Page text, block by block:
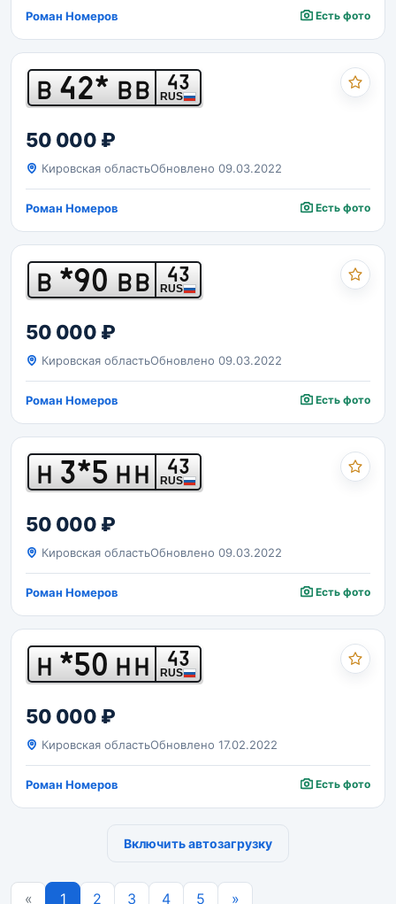
Роман Номеров Есть фото
В 42* ВВ 43
RUS
50 000 ₽
Кировская областьОбновлено 09.03.2022
Роман Номеров Есть фото
В *90 ВВ 43
RUS
50 000 ₽
Кировская областьОбновлено 09.03.2022
Роман Номеров Есть фото
Н 3*5 НН 43
RUS
50 000 ₽
Кировская областьОбновлено 09.03.2022
Роман Номеров Есть фото
Н *50 НН 43
RUS
50 000 ₽
Кировская областьОбновлено 17.02.2022
Роман Номеров Есть фото
Включить автозагрузку
« Previous
1 2 3 4 5 »Next